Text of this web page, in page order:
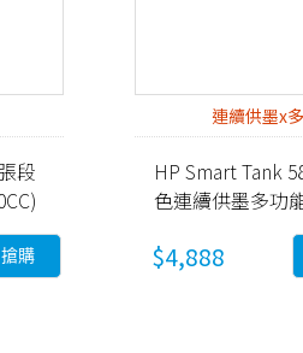
段
購
連續供墨x
HP Smart Tank
色連續供墨多功
$4,888